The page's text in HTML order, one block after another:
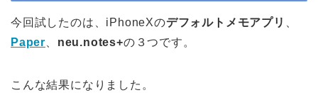
今回試したのは、iPhoneXのデフォルトメモアプリ
Paper
neu.notes+の３つです。
こんな結果になりました。